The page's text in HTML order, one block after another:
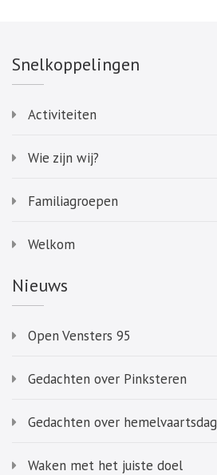
Snelkoppelingen
Activiteiten
Wie zijn wij?
Familiagroepen
Welkom
Nieuws
Open Vensters 95
Gedachten over Pinksteren
Gedachten over hemelvaartsdag
Waken met het juiste doel